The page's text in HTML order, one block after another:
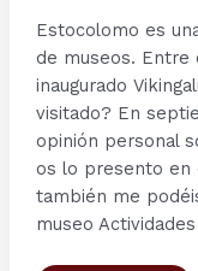
Estocolomo es
de museos. Entre
inaugurado
visitado? En
opinión personal
os lo presento en
también me
museo